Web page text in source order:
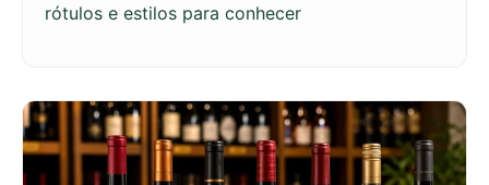
rótulos e estilos para conhecer